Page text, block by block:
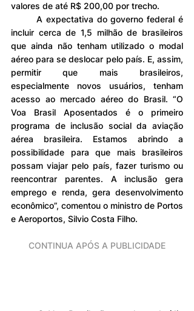
valores de até R$ 200,00 por trecho.
incluir cerca de 1,5 milhão de brasileiros
que ainda não tenham utilizado o modal
aéreo para se deslocar pelo país. E, assim,
permitir que mais brasileiros,
especialmente novos usuários, tenham
acesso ao mercado aéreo do Brasil. “O
Voa Brasil Aposentados é o primeiro
programa de inclusão social da aviação
aérea brasileira. Estamos abrindo a
possibilidade para que mais brasileiros
possam viajar pelo país, fazer turismo ou
reencontrar parentes. A inclusão gera
emprego e renda, gera desenvolvimento
econômico”, comentou o ministro de Portos
e Aeroportos, Silvio Costa Filho.
CONTINUA APÓS A PUBLICIDADE